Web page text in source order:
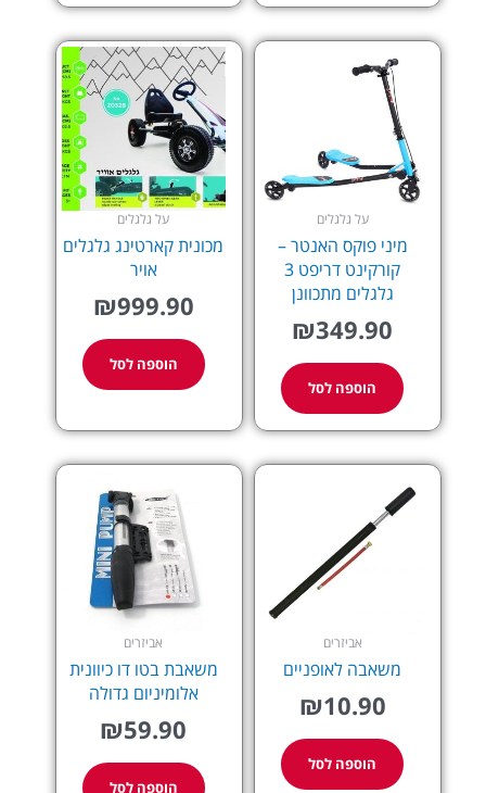
על גלגלים
מיני פוקס האנטר –
קורקינט דריפט 3
גלגלים מתכוונן
₪349.90
הוספה לסל
על גלגלים
מכונית קארטינג גלגלים
אויר
₪999.90
הוספה לסל
אביזרים
משאבה לאופניים
₪10.90
הוספה לסל
אביזרים
משאבת בטו דו כיוונית
אלומיניום גדולה
₪59.90
הוספה לסל